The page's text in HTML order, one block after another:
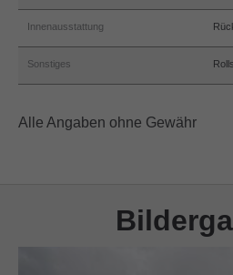
Innenausstattung
Sonstiges
Alle Angaben ohne Gewähr